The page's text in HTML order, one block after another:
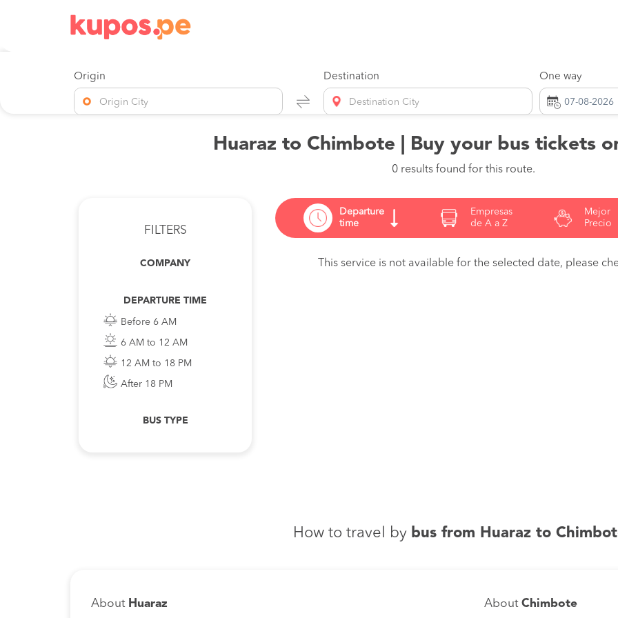
Origin
Origin City
Destination
Destination City
One way
Huaraz to Chimbote | Buy your bus tickets
0 results found for this route.
FILTERS
COMPANY
DEPARTURE TIME
Before 6 AM
6 AM to 12 AM
12 AM to 18 PM
After 18 PM
BUS TYPE
Departure
time
Empresas
de A a Z
Mejor
Precio
This service is not available for the selected date, please
How to travel by bus from Huaraz to
About Huaraz About Chimbote